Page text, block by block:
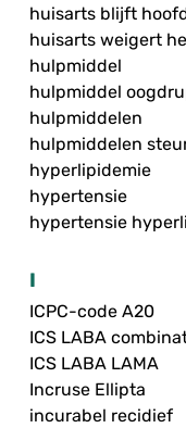
huisarts blijft
huisarts weigert
hulpmiddel
hulpmiddel
hulpmiddelen
hulpmiddelen
hyperlipidemie
hypertensie
hypertensie
I
ICPC-code A20
ICS LABA
ICS LABA LAMA
Incruse Ellipta
incurabel recidief